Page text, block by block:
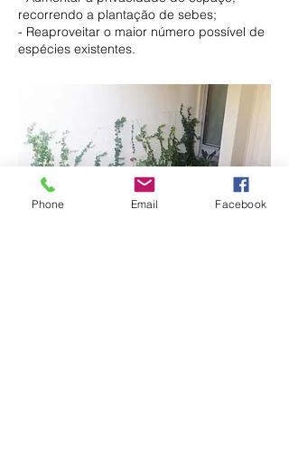
recorrendo a plantação de sebes;
- Reaproveitar o maior número possível de
espécies existentes.
Phone Email Facebook